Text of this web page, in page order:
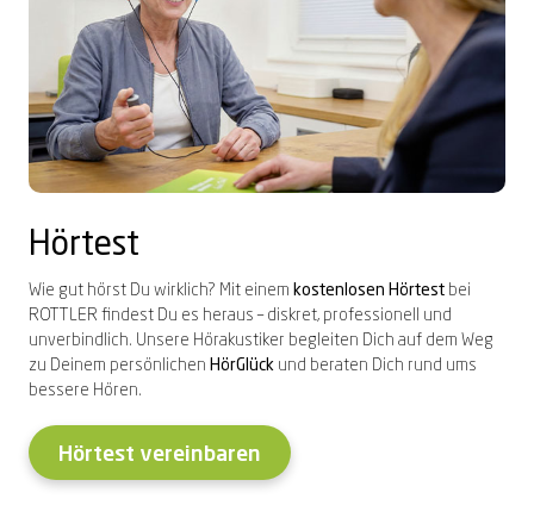
Hörtest
Wie gut hörst Du wirklich? Mit einem kostenlosen Hörtest bei
ROTTLER findest Du es heraus – diskret, professionell und
unverbindlich. Unsere Hörakustiker begleiten Dich auf dem Weg
zu Deinem persönlichen HörGlück und beraten Dich rund ums
bessere Hören.
Hörtest vereinbaren